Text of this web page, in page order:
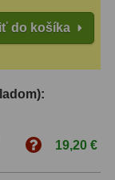
do košíka
19,20 €